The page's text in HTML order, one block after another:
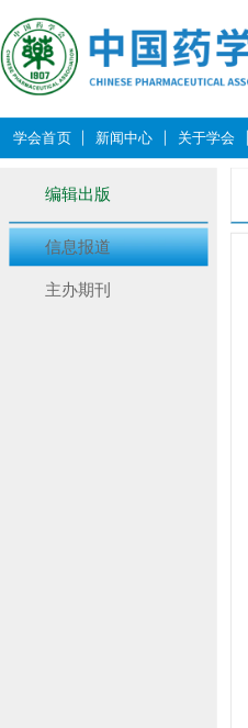
学会首页 新闻中心 关于学会
编辑出版
信息报道
主办期刊